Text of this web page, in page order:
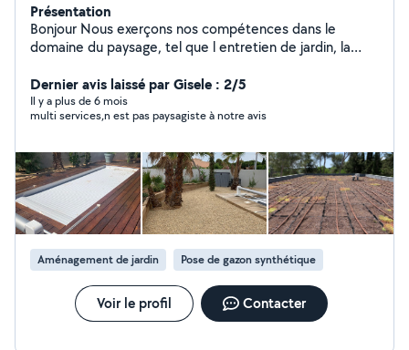
Présentation
Bonjour Nous exerçons nos compétences dans le
domaine du paysage, tel que l entretien de jardin, la
création d arrosage automatique, petite maçonnerie et
terrassement
Dernier avis laissé par Gisele : 2/5
Il y a plus de 6 mois
multi services,n est pas paysagiste à notre avis
Aménagement de jardin Pose de gazon synthétique
Voir le profil Contacter